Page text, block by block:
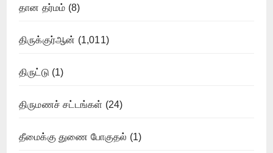
தான தர்மம் (8)
திருக்குர்ஆன் (1,011)
திருட்டு (1)
திருமணச் சட்டங்கள் (24)
தீமைக்கு துணை போகுதல் (1)